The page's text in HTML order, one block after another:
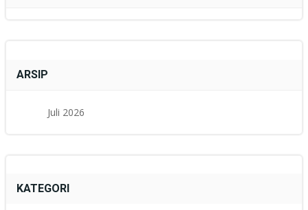
ARSIP
Juli 2026
KATEGORI